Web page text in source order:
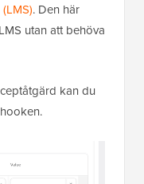
. Den här
utan att behöva
kan du